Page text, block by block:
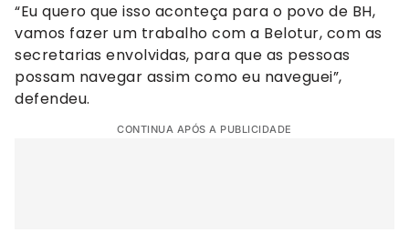
“Eu quero que isso aconteça para o povo de BH,
vamos fazer um trabalho com a Belotur, com as
secretarias envolvidas, para que as pessoas
possam navegar assim como eu naveguei”,
defendeu.
CONTINUA APÓS A PUBLICIDADE